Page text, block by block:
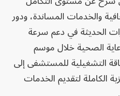
والخدمات المساندة، ودور
الحديثة في دعم سرعة
الصحية خلال موسم
التشغيلية للمستشفى إلى
الكاملة لتقديم الخدمات